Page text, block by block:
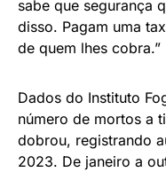
sabe que segurança
disso. Pagam uma
de quem lhes cobra.”
Dados do Instituto
número de mortos a
dobrou, registrando
2023. De janeiro a